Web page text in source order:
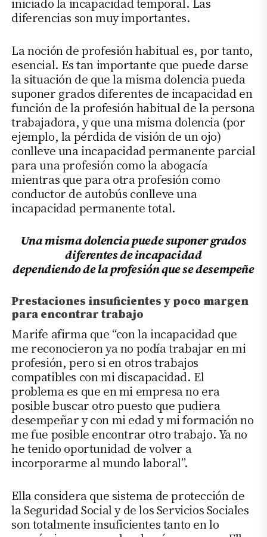
iniciado la incapacidad temporal. Las
diferencias son muy importantes.
La noción de profesión habitual es, por tanto,
esencial. Es tan importante que puede darse
la situación de que la misma dolencia pueda
suponer grados diferentes de incapacidad en
función de la profesión habitual de la persona
trabajadora, y que una misma dolencia (por
ejemplo, la pérdida de visión de un ojo)
conlleve una incapacidad permanente parcial
para una profesión como la abogacía
mientras que para otra profesión como
conductor de autobús conlleve una
incapacidad permanente total.
Una misma dolencia puede suponer grados
diferentes de incapacidad
dependiendo de la profesión que se desempeñe
Prestaciones insuficientes y poco margen
para encontrar trabajo
Marife afirma que “con la incapacidad que
me reconocieron ya no podía trabajar en mi
profesión, pero si en otros trabajos
compatibles con mi discapacidad. El
problema es que en mi empresa no era
posible buscar otro puesto que pudiera
desempeñar y con mi edad y mi formación no
me fue posible encontrar otro trabajo. Ya no
he tenido oportunidad de volver a
incorporarme al mundo laboral”.
Ella considera que sistema de protección de
la Seguridad Social y de los Servicios Sociales
son totalmente insuficientes tanto en lo